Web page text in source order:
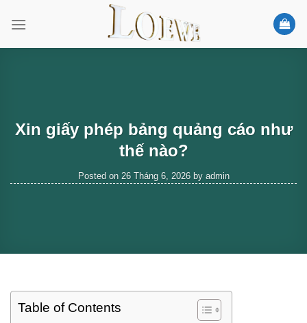
Xin giấy phép bảng quảng cáo như
thế nào?
Posted on 26 Tháng 6, 2026by admin
Table of Contents